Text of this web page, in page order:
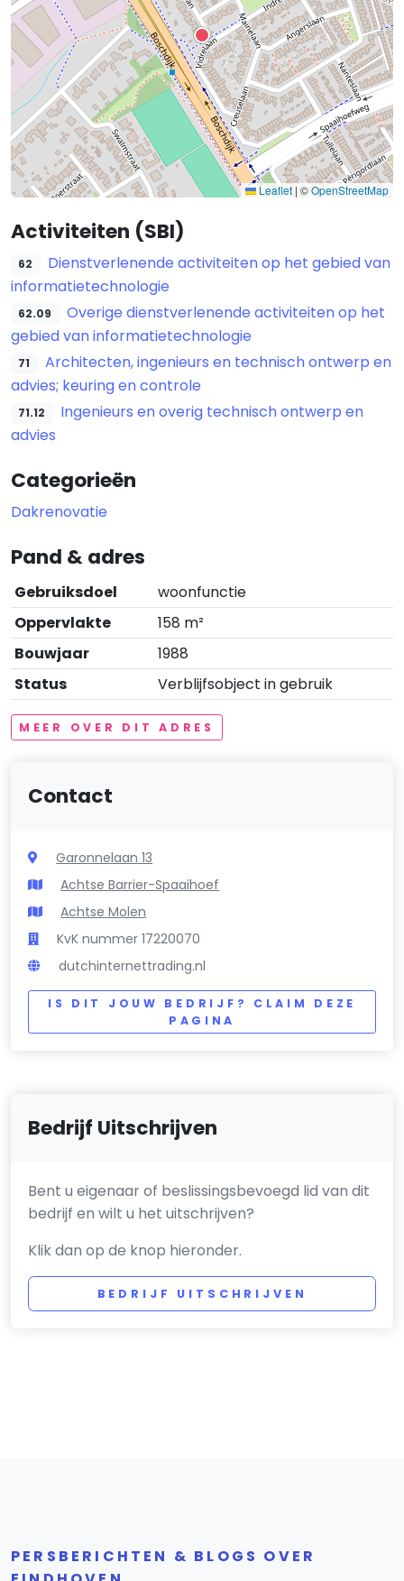
Leaflet | ©OpenStreetMap
Activiteiten (SBI)
62
Dienstverlenende activiteiten op het gebied van
informatietechnologie
62.09
Overige dienstverlenende activiteiten op het
gebied van informatietechnologie
71
Architecten, ingenieurs en technisch ontwerp en
advies; keuring en controle
71.12
Ingenieurs en overig technisch ontwerp en
advies
Categorieën
Dakrenovatie
Pand & adres
Gebruiksdoel
woonfunctie
Oppervlakte
158 m²
Bouwjaar
1988
Status
Verblijfsobject in gebruik
MEER OVER DIT ADRES
Contact
Garonnelaan 13
Achtse Barrier-Spaaihoef
Achtse Molen
KvK nummer 17220070
dutchinternettrading.nl
IS DIT JOUW BEDRIJF? CLAIM DEZE
PAGINA
Bedrijf Uitschrijven
Bent u eigenaar of beslissingsbevoegd lid van dit
bedrijf en wilt u het uitschrijven?
Klik dan op de knop hieronder.
BEDRIJF UITSCHRIJVEN
PERSBERICHTEN & BLOGS OVER